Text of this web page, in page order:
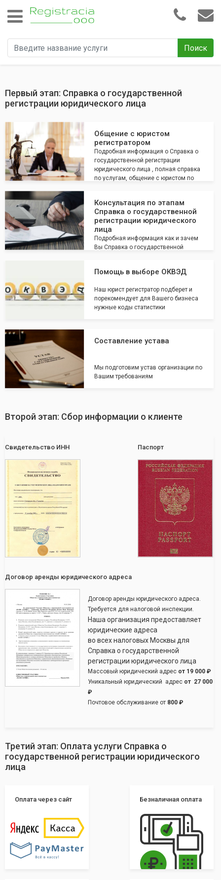
Поиск
Первый этап: Справка о государственной
регистрации юридического лица
Общение с юристом
регистратором
Подробная информация о Справка о
государственной регистрации
юридического лица , полная справка
по услугам, общение с юристом по
Консультация по этапам
Справка о государственной
регистрации юридического
лица
Подробная информация как и зачем
Вы Справка о государственной
Помощь в выборе ОКВЭД
Наш юрист регистратор подберет и
порекомендует для Вашего бизнеса
нужные коды статистики
Составление устава
Мы подготовим устав организации по
Вашим требованиям
Второй этап: Сбор информации о клиенте
Свидетельство ИНН Паспорт
Договор аренды юридического адреса
Договор аренды юридического адреса.
Требуется для налоговой инспекции.
Наша организация предоставляет
юридические адреса
во всех налоговых Москвы для
Справка о государственной
регистрации юридического лица
Массовый юридический адрес от 19 000 ₽
Уникальный юридический адрес от 27 000
₽
Почтовое обслуживание от 800 ₽
Третий этап: Оплата услуги Справка о
государственной регистрации юридического
лица
Оплата через сайт Безналичная оплата